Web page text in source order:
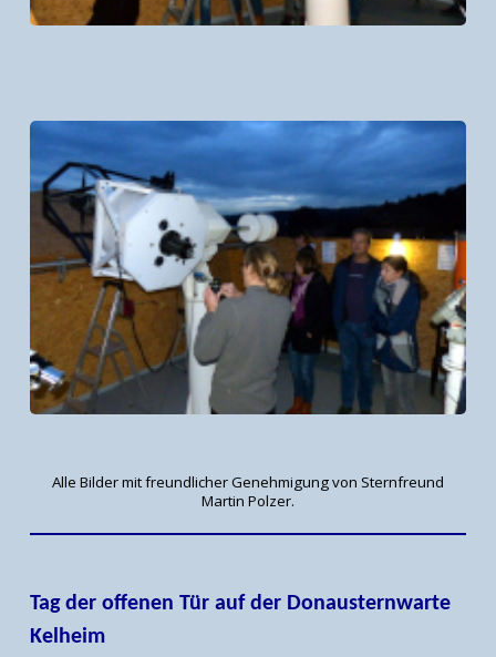
Alle Bilder mit freundlicher Genehmigung von Sternfreund
Martin Polzer.
Tag der offenen Tür auf der Donausternwarte
Kelheim